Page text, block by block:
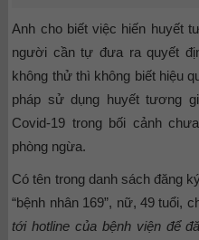
Anh cho biết việc hiến huyết
người cần tự đưa ra quyết
không thử thì không biết hiệu
pháp sử dụng huyết tương
Covid-19 trong bối cảnh
phòng ngừa.
Có tên trong danh sách đăng
“bệnh nhân 169”, nữ, 49 tuổi,
tới hotline của bệnh viện để